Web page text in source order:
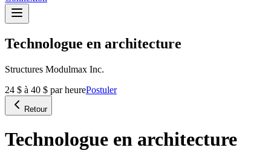
Technologue en architecture
Structures Modulmax Inc.
24 $ à 40 $ par heurePostuler
Retour
Technologue en architecture